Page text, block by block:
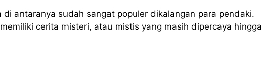
di antaranya sudah sangat populer dikalangan para pendaki.
cerita misteri, atau mistis yang masih dipercaya hingga